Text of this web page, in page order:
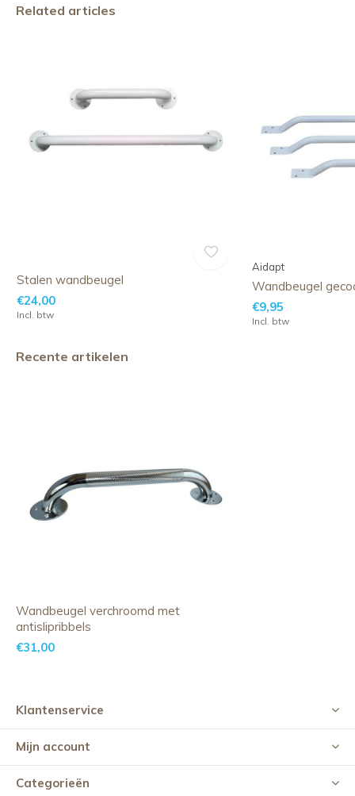
Related articles
Stalen wandbeugel
€24,00
Incl. btw
Aidapt
Wandbeugel
€9,95
Incl. btw
Recente artikelen
Wandbeugel verchroomd met
antislipribbels
€31,00
Klantenservice
Mijn account
Categorieën